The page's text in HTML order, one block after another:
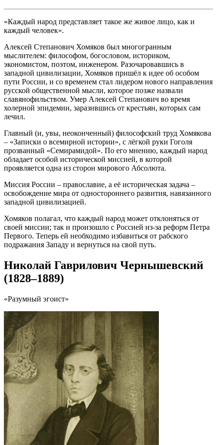
«Каждый народ представляет такое же живое лицо, как и
каждый человек».
Алексей Степанович Хомяков был многогранным
мыслителем: философом, богословом, историком,
экономистом, поэтом, инженером. Разочаровавшись в
западной цивилизации, Хомяков пришёл к идее об особом
пути России, и со временем стал лидером нового направления
русской общественной мысли, которое позже назвали
славянофильством. Умер Алексей Степанович во время
холерной эпидемии, заразившись от крестьян, которых сам
лечил.
Главный (и, увы, неоконченный) философский труд Хомякова
– «Записки о всемирной истории», с лёгкой руки Гоголя
прозванный «Семирамидой». По его мнению, каждый народ
обладает особой исторической миссией, в которой
проявляется одна из сторон мирового Абсолюта.
Миссия России – православие, а её историческая задача –
освобождение мира от одностороннего развития, навязанного
западной цивилизацией.
Хомяков полагал, что каждый народ может отклоняться от
своей миссии; так и произошло с Россией из-за реформ Петра
Первого. Теперь ей необходимо избавиться от рабского
подражания Западу и вернуться на свой путь.
Николай Гаврилович Чернышевский
(1828–1889)
«Разумный эгоист»